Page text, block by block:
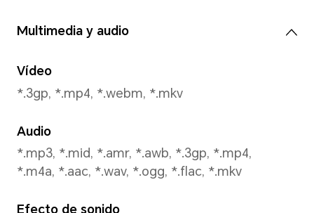
Cámara frontal
Cámara de 5MP (apertura f/
*Los píxeles pueden variar según
de foto y video. Consulte el